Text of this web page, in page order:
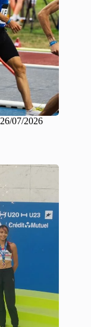
07/2026